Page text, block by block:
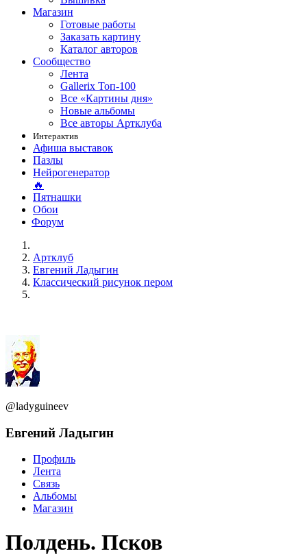
Магазин
Готовые работы
Заказать картину
Каталог авторов
Сообщество
Лента
Gallerix Топ-100
Все «Картины дня»
Новые альбомы
Все авторы Артклуба
Интерактив
Афиша выставок
Пазлы
Нейрогенератор
🔥
Пятнашки
Обои
Форум
Артклуб
Евгений Ладыгин
Классический рисунок пером
@ladyguineev
Евгений Ладыгин
Профиль
Лента
Связь
Альбомы
Магазин
Полдень. Псков